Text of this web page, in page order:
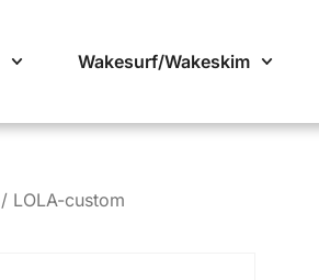
Wakesurf/Wakeskim
/ LOLA-custom